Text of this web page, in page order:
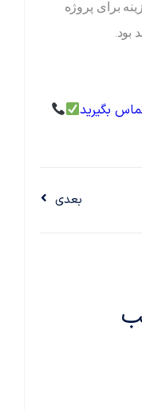
برای پروژه
بود.
بگیرید
بعدی